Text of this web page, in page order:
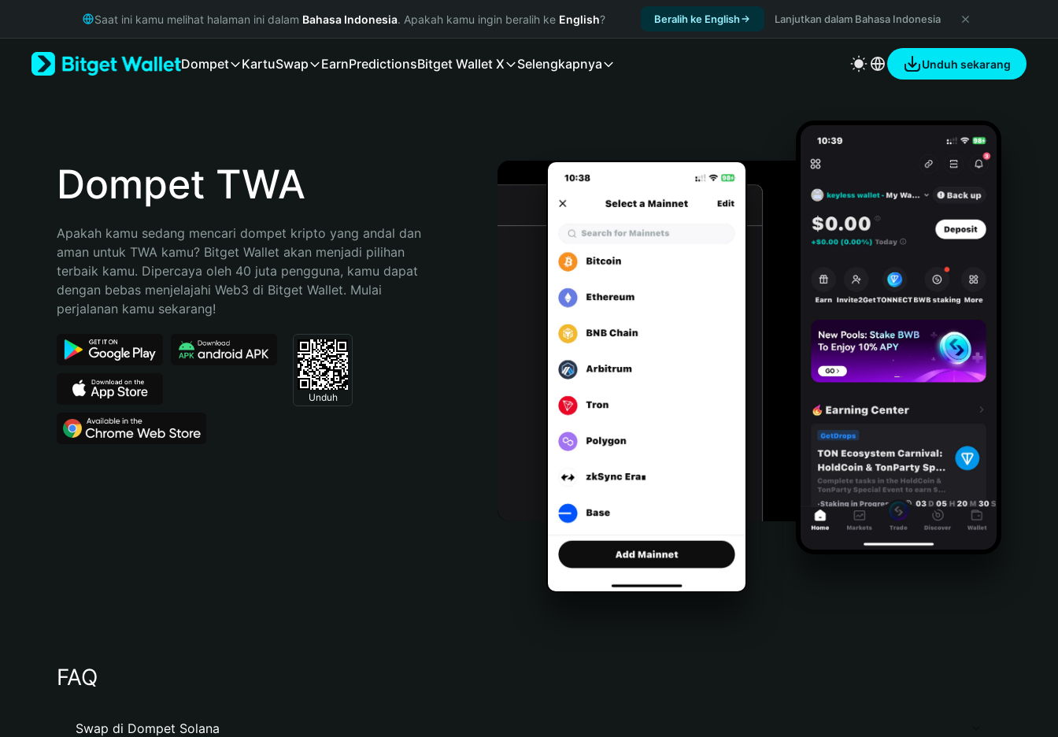
Русский
Bahasa Indonesia
Español (Argentina)
Saat ini kamu melihat halaman ini dalam Bahasa Indonesia. Apakah kamu ingin beralih ke English? Beralih ke English Lanjutkan dalam Bahasa Indonesia
Dompet KartuSwap EarnPredictionsBitget Wallet X Selengkapnya Unduh sekarang
Dompet TWA
Apakah kamu sedang mencari dompet kripto yang andal dan
aman untuk TWA kamu? Bitget Wallet akan menjadi pilihan
terbaik kamu. Dipercaya oleh 40 juta pengguna, kamu dapat
dengan bebas menjelajahi Web3 di Bitget Wallet. Mulai
perjalanan kamu sekarang!
Unduh
FAQ
Swap di Dompet Solana